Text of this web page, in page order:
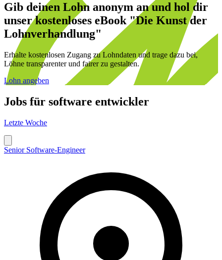
Gib deinen Lohn anonym an und hol dir
unser kostenloses eBook "Die Kunst der
Lohnverhandlung"
Erhalte kostenlosen Zugang zu Lohndaten und trage dazu bei,
Löhne transparenter und fairer zu gestalten.
Lohn angeben
Jobs für software entwickler
Letzte Woche
Senior Software-Engineer